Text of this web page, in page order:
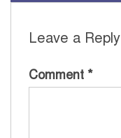
Leave a Reply
Comment *